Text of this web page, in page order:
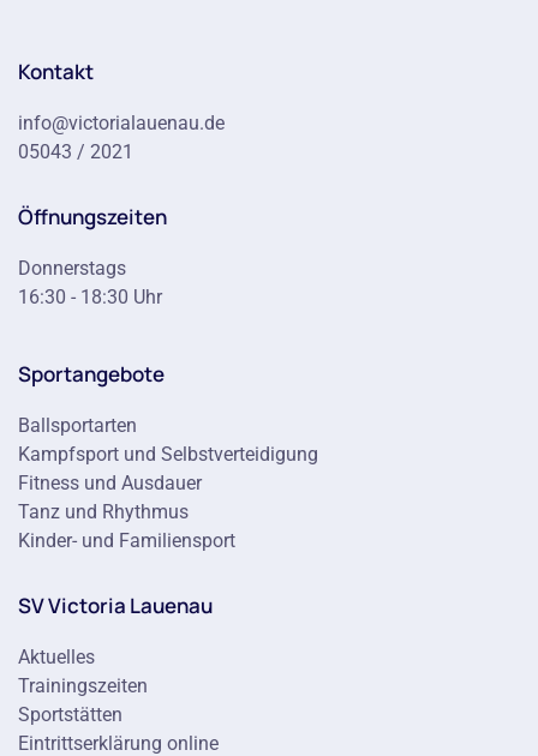
Kontakt
info@victorialauenau.de
05043 / 2021
Öffnungszeiten
Donnerstags
16:30 - 18:30 Uhr
Sportangebote
Ballsportarten
Kampfsport und Selbstverteidigung
Fitness und Ausdauer
Tanz und Rhythmus
Kinder- und Familiensport
SV Victoria Lauenau
Aktuelles
Trainingszeiten
Sportstätten
Eintrittserklärung online